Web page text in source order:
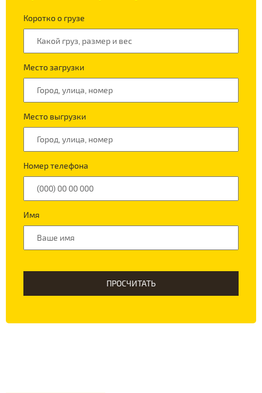
Коротко о грузе
Место загрузки
Место выгрузки
Номер телефона
Имя
ПРОСЧИТАТЬ